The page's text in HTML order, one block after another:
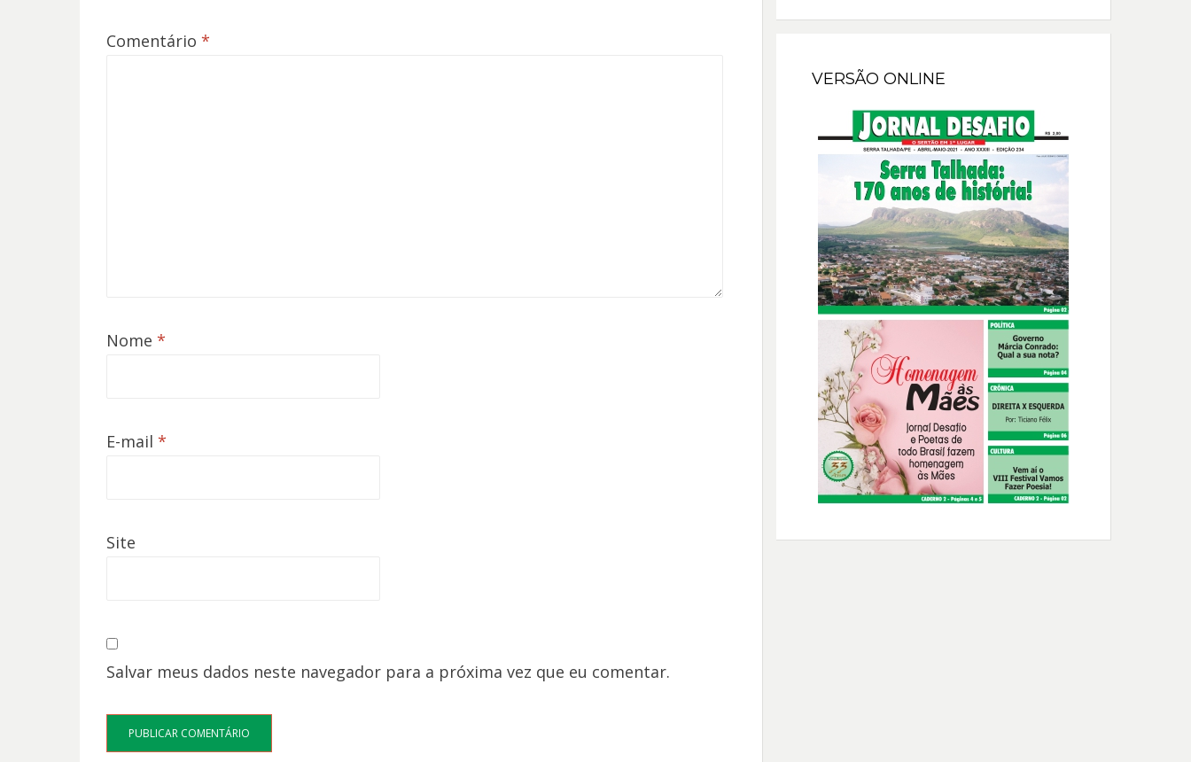
Comentário *
Nome *
E-mail *
Site
Salvar meus dados neste navegador para a próxima vez que eu comentar.
VERSÃO ONLINE